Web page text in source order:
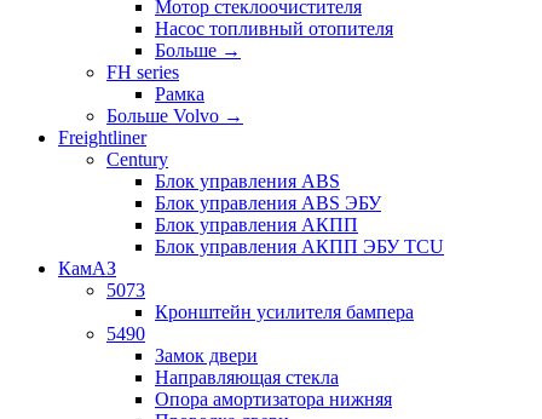
Мотор стеклоочистителя
Насос топливный отопителя
Больше →
FH series
Рамка
Больше Volvo →
Freightliner
Century
Блок управления ABS
Блок управления ABS ЭБУ
Блок управления АКПП
Блок управления АКПП ЭБУ TCU
КамАЗ
5073
Кронштейн усилителя бампера
5490
Замок двери
Направляющая стекла
Опора амортизатора нижняя